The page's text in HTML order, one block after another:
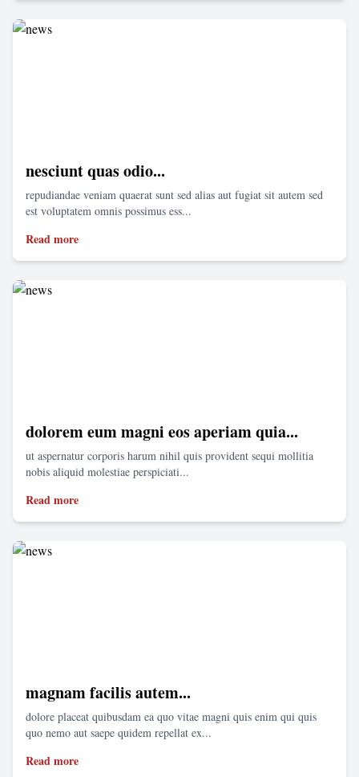
nesciunt quas odio...
repudiandae veniam quaerat sunt sed alias aut fugiat sit autem sed
est voluptatem omnis possimus ess...
Read more
dolorem eum magni eos aperiam quia...
ut aspernatur corporis harum nihil quis provident sequi mollitia
nobis aliquid molestiae perspiciati...
Read more
magnam facilis autem...
dolore placeat quibusdam ea quo vitae magni quis enim qui quis
quo nemo aut saepe quidem repellat ex...
Read more